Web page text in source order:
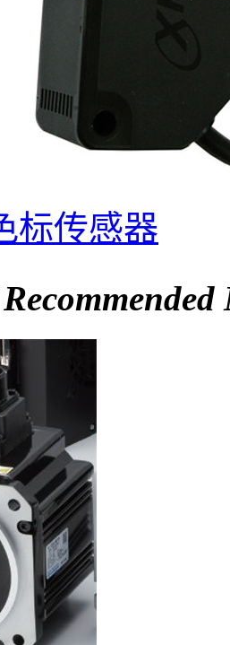
标传感器